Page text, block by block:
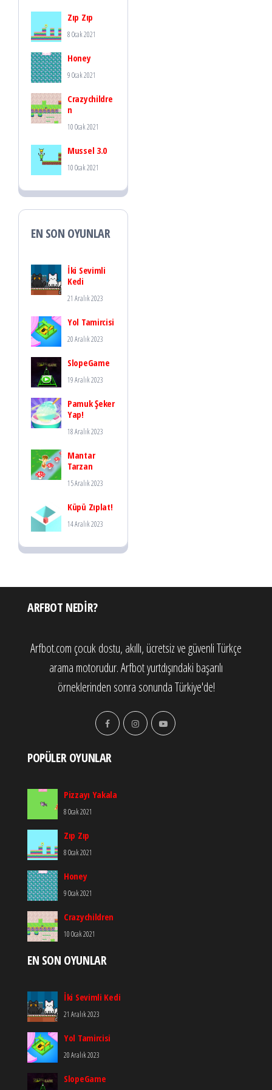
Zıp Zıp
8 Ocak 2021
Honey
9 Ocak 2021
Crazychildre
n
10 Ocak 2021
Mussel 3.0
10 Ocak 2021
EN SON OYUNLAR
İki Sevimli
Kedi
21 Aralık 2023
Yol Tamircisi
20 Aralık 2023
SlopeGame
19 Aralık 2023
Pamuk Şeker
Yap!
18 Aralık 2023
Mantar
Tarzan
15 Aralık 2023
Küpü Zıplat!
14 Aralık 2023
ARFBOT NEDIR?
Arfbot.com çocuk dostu, akıllı, ücretsiz ve güvenli Türkçe
arama motorudur. Arfbot yurtdışındaki başarılı
örneklerinden sonra sonunda Türkiye'de!
POPÜLER OYUNLAR
Pizzayı Yakala
8 Ocak 2021
Zıp Zıp
8 Ocak 2021
Honey
9 Ocak 2021
Crazychildren
10 Ocak 2021
EN SON OYUNLAR
İki Sevimli Kedi
21 Aralık 2023
Yol Tamircisi
20 Aralık 2023
SlopeGame